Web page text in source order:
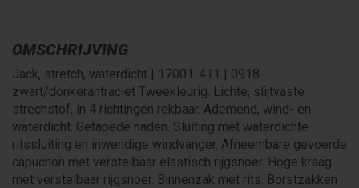
OMSCHRIJVING
Jack, stretch, waterdicht | 17001-411 | 0918-
zwart/donkerantraciet Tweekleurig. Lichte, slijtvaste
strechstof, in 4 richtingen rekbaar. Ademend, wind- en
waterdicht. Getapede naden. Sluiting met waterdichte
ritssluiting en inwendige windvanger. Afneembare gevoerde
capuchon met verstelbaar elastisch rijgsnoer. Hoge kraag
met verstelbaar rijgsnoer. Binnenzak met rits. Borstzakken